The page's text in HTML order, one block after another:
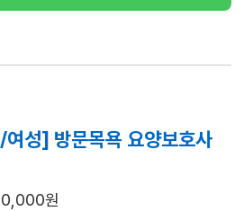
성] 방문목욕 요양보호사
원